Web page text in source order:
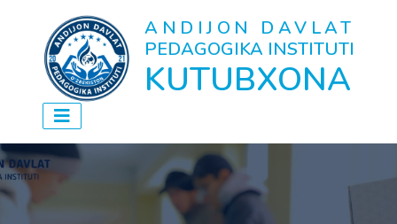
ANDIJON DAVLAT
PEDAGOGIKA INSTITUTI
KUTUBXONA